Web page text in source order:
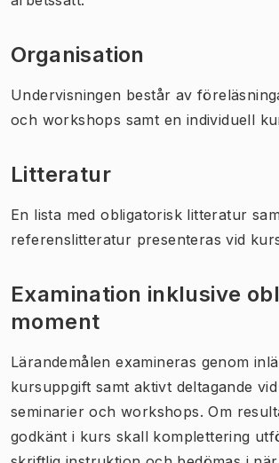
Organisation
Undervisningen består av
och workshops samt en individuell
Litteratur
En lista med obligatorisk litteratur
referenslitteratur presenteras vid
Examination inklusive
moment
Lärandemålen examineras genom
kursuppgift samt aktivt deltagande
seminarier och workshops. Om
godkänt i kurs skall komplettering